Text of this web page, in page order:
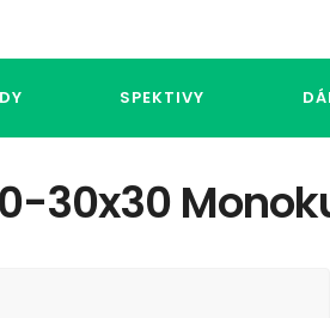
SPEKTIVY
30x30